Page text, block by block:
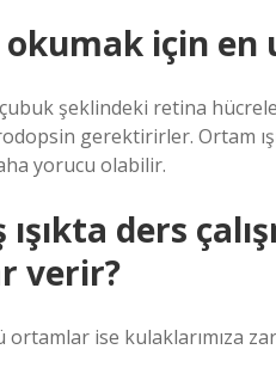
için en
çubuk şeklindeki retina
gerektirirler. Ortam
yorucu olabilir.
ders
verir?
ise kulaklarımıza